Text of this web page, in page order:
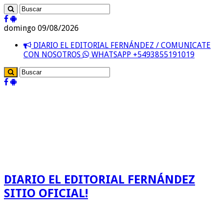
domingo 09/08/2026
DIARIO EL EDITORIAL FERNÁNDEZ / COMUNICATE
CON NOSOTROS
WHATSAPP +5493855191019
DIARIO EL EDITORIAL FERNÁNDEZ
SITIO OFICIAL!